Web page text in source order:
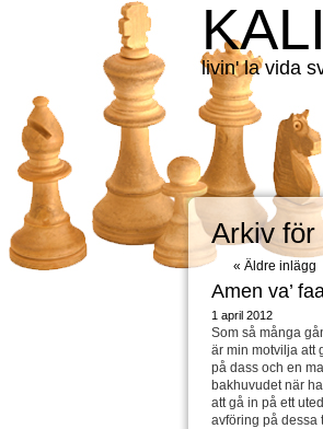
livin' la vida
Arkiv för
« Äldre inlägg
Amen va’
1 april 2012
Som så många
är min motvilja att
på dass och en
bakhuvudet när
att gå in på ett
avföring på dessa